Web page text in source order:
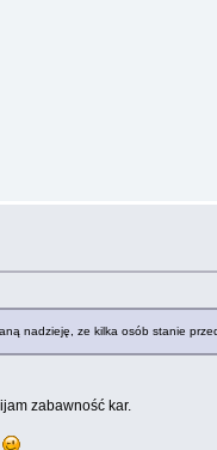
nadzieję, ze kilka osób stanie
zabawność kar.